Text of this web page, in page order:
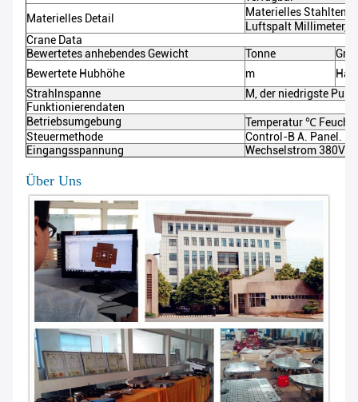
Materielles Detail
Materielles
Luftspalt Millimeter,
Crane Data
Bewertetes anhebendes Gewicht
Tonne
Bewertete Hubhöhe
m
Strahlnspanne
M, der niedrigste
Funktionierendaten
Betriebsumgebung
Temperatur℃
Steuermethode
Control-B A. Panel.
Eingangsspannung
Wechselstrom 380V /
Über Uns